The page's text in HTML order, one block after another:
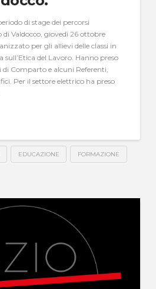
di stage dei percorsi
Valdocco, giovedì 26 ottobre
per gli allievi delle classi in
sull’Etica del Lavoro. Hanno preso
di Comparto e alcuni Referenti,
Per il settore elettrico ha preso
EDUCAZIONE FORMAZIONE